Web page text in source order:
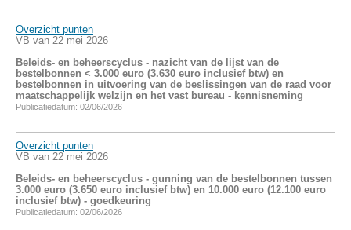
Overzicht punten
VB van 22 mei 2026
Beleids- en beheerscyclus - nazicht van de lijst van de
bestelbonnen < 3.000 euro (3.630 euro inclusief btw) en
bestelbonnen in uitvoering van de beslissingen van de raad voor
maatschappelijk welzijn en het vast bureau - kennisneming
Publicatiedatum: 02/06/2026
Overzicht punten
VB van 22 mei 2026
Beleids- en beheerscyclus - gunning van de bestelbonnen tussen
3.000 euro (3.650 euro inclusief btw) en 10.000 euro (12.100 euro
inclusief btw) - goedkeuring
Publicatiedatum: 02/06/2026